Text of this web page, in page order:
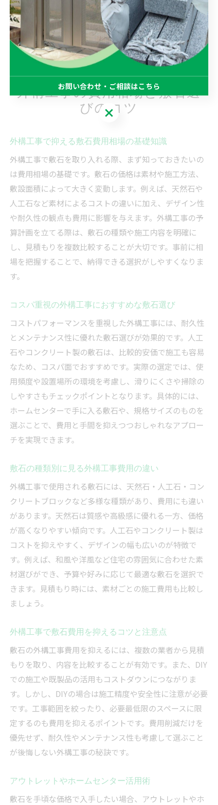
然な動線を求めるなら飛び石が効果的です。事前にイメ
ージを具体化し、実際の施工例や専門家の意見を参考に
選ぶことで、理想のエクステリアを実現できます。
外構工事の費用相場と敷石選
びのコツ
外構工事で抑える敷石費用相場の基礎知識
外構工事で敷石を取り入れる際、まず知っておきたいの
は費用相場の基礎です。敷石の価格は素材や施工方法、
敷設面積によって大きく変動します。例えば、天然石や
人工石など素材によるコストの違いに加え、デザイン性
や耐久性の観点も費用に影響を与えます。外構工事の予
算計画を立てる際は、敷石の種類や施工内容を明確に
し、見積もりを複数比較することが大切です。事前に相
場を把握することで、納得できる選択がしやすくなりま
す。
コスパ重視の外構工事におすすめな敷石選び
コストパフォーマンスを重視した外構工事には、耐久性
とメンテナンス性に優れた敷石選びが効果的です。人工
石やコンクリート製の敷石は、比較的安価で施工も容易
なため、コスパ面でおすすめです。実際の選定では、使
用頻度や設置場所の環境を考慮し、滑りにくさや掃除の
しやすさもチェックポイントとなります。具体的には、
ホームセンターで手に入る敷石や、規格サイズのものを
選ぶことで、費用と手間を抑えつつおしゃれなアプロー
チを実現できます。
敷石の種類別に見る外構工事費用の違い
外構工事で使用される敷石には、天然石・人工石・コン
クリートブロックなど多様な種類があり、費用にも違い
があります。天然石は質感や高級感に優れる一方、価格
が高くなりやすい傾向です。人工石やコンクリート製は
コストを抑えやすく、デザインの幅も広いのが特徴で
す。例えば、和風や洋風など住宅の雰囲気に合わせた素
材選びができ、予算や好みに応じて最適な敷石を選択で
きます。見積もり時には、素材ごとの施工費用も比較し
ましょう。
外構工事で敷石費用を抑えるコツと注意点
敷石の外構工事費用を抑えるには、複数の業者から見積
もりを取り、内容を比較することが有効です。また、DIY
での施工や既製品の活用もコストダウンにつながりま
す。しかし、DIYの場合は施工精度や安全性に注意が必要
です。工事範囲を絞ったり、必要最低限のスペースに限
定するのも費用を抑えるポイントです。費用削減だけを
優先せず、耐久性やメンテナンス性も考慮して選ぶこと
が後悔しない外構工事の秘訣です。
アウトレットやホームセンター活用術
敷石を手頃な価格で入手したい場合、アウトレットやホ
お問い合わせ・ご相談はこちら
お問い合わせ・ご相談はこちら